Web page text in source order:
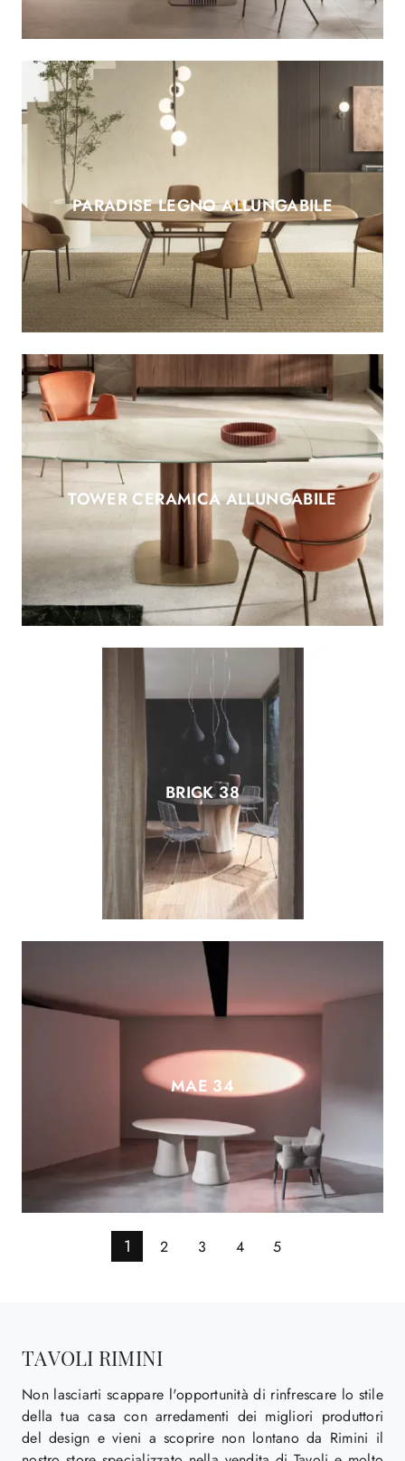
PARADISE LEGNO ALLUNGABILE
TOWER CERAMICA ALLUNGABILE
BRICK 38
MAE 34
1 2 3 4 5
TAVOLI RIMINI
Non lasciarti scappare l'opportunità di rinfrescare lo stile
della tua casa con arredamenti dei migliori produttori
del design e vieni a scoprire non lontano da Rimini il